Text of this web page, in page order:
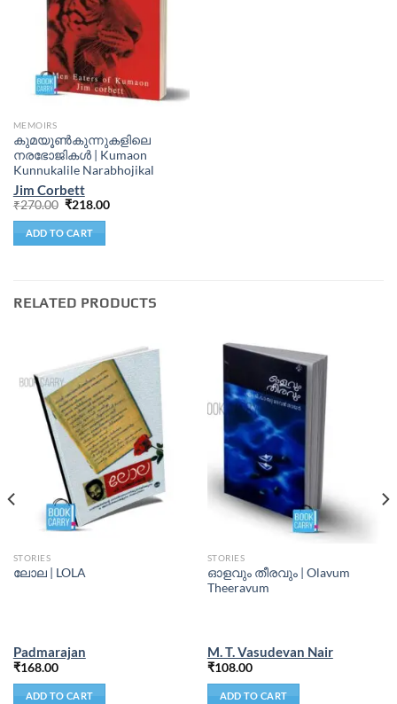
MEMOIRS
കുമയൂൺകുന്നുകളിലെ
നരഭോജികൾ | Kumaon
Kunnukalile Narabhojikal
Jim Corbett
₹270.00 ₹218.00
ADD TO CART
RELATED PRODUCTS
STORIES
ലോല | LOLA
Padmarajan
₹168.00
ADD TO CART
STORIES
ഓളവും തീരവും | Olavum
Theeravum
M. T. Vasudevan Nair
₹108.00
ADD TO CART